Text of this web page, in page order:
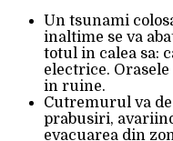
Un tsunami
inaltime se va
totul in calea sa:
electrice.
in ruine.
Cutremurul va
prabusiri,
evacuarea din